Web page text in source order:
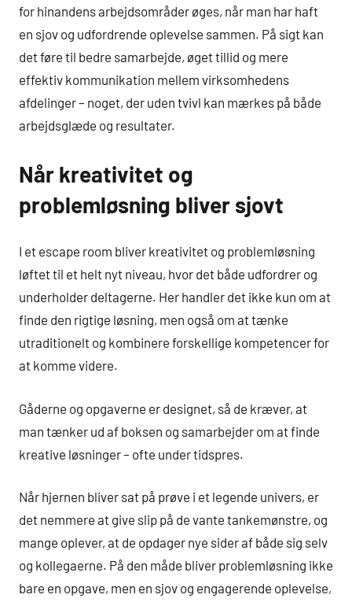
for hinandens arbejdsområder øges, når man har haft
en sjov og udfordrende oplevelse sammen. På sigt kan
det føre til bedre samarbejde, øget tillid og mere
effektiv kommunikation mellem virksomhedens
afdelinger – noget, der uden tvivl kan mærkes på både
arbejdsglæde og resultater.
Når kreativitet og
problemløsning bliver sjovt
I et escape room bliver kreativitet og problemløsning
løftet til et helt nyt niveau, hvor det både udfordrer og
underholder deltagerne. Her handler det ikke kun om at
finde den rigtige løsning, men også om at tænke
utraditionelt og kombinere forskellige kompetencer for
at komme videre.
Gåderne og opgaverne er designet, så de kræver, at
man tænker ud af boksen og samarbejder om at finde
kreative løsninger – ofte under tidspres.
Når hjernen bliver sat på prøve i et legende univers, er
det nemmere at give slip på de vante tankemønstre, og
mange oplever, at de opdager nye sider af både sig selv
og kollegaerne. På den måde bliver problemløsning ikke
bare en opgave, men en sjov og engagerende oplevelse,